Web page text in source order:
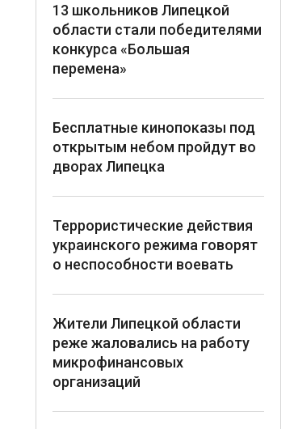
13 школьников Липецкой
области стали победителями
конкурса «Большая
перемена»
Бесплатные кинопоказы под
открытым небом пройдут во
дворах Липецка
Террористические действия
украинского режима говорят
о неспособности воевать
Жители Липецкой области
реже жаловались на работу
микрофинансовых
организаций